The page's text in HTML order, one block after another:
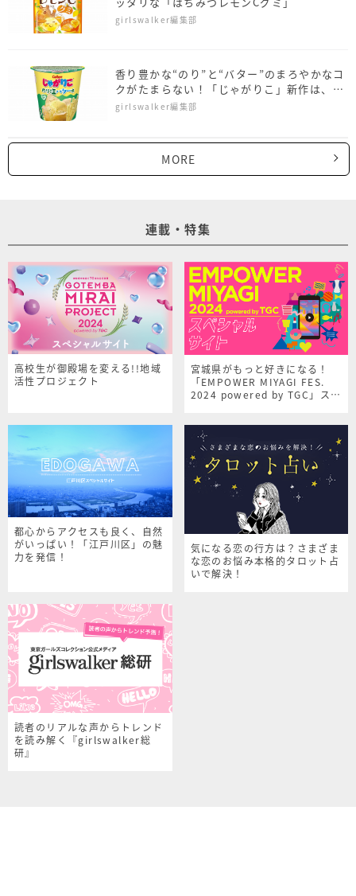
girlswalker編集部
香り豊かな“のり”と“バター”のまろやかなコ
クがたまらない！「じゃがりこ」新作は、の
り塩バター味
girlswalker編集部
MORE
連載・特集
高校生が御殿場を変える!!地域
活性プロジェクト
宮城県がもっと好きになる！
「EMPOWER MIYAGI FES.
2024 powered by TGC」スペ
都心からアクセスも良く、自然
がいっぱい！「江戸川区」の魅
力を発信！
気になる恋の行方は？さまざま
な恋のお悩み本格的タロット占
いで解決！
読者のリアルな声からトレンド
を読み解く『girlswalker総
研』